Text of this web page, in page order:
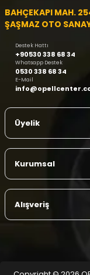
BAHÇEKAPI MAH.
ŞAŞMAZ OTO
Destek Hattı
+90530 338 68 34
Whatsapp Destek
0530 338 68 34
E-Mail
Üyelik
Kurumsal
Alışveriş